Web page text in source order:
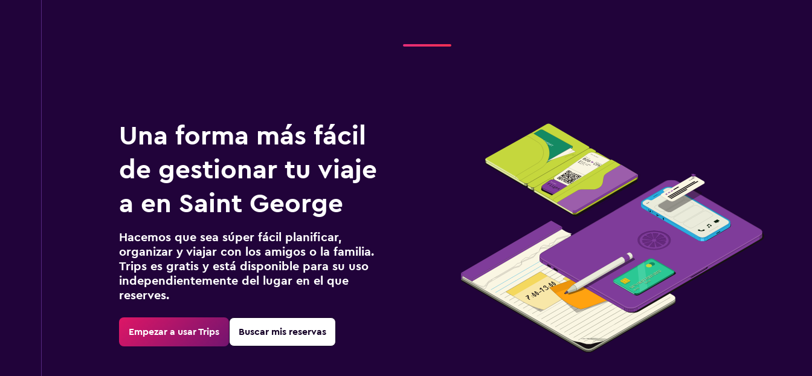
Una forma más fácil
de gestionar tu viaje
a en Saint George
Hacemos que sea súper fácil planificar,
organizar y viajar con los amigos o la familia.
Trips es gratis y está disponible para su uso
independientemente del lugar en el que
reserves.
Empezar a usar Trips Buscar mis reservas